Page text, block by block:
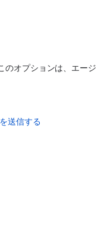
オプションは、 エージ
送信する